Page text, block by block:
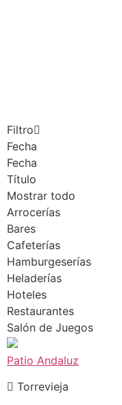
Filtro
Fecha
Fecha
Título
Mostrar todo
Arrocerías
Bares
Cafeterías
Hamburgeserías
Heladerías
Hoteles
Restaurantes
Salón de Juegos
Patio Andaluz
Torrevieja